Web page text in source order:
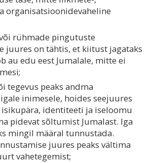
organisatsioonidevaheline
rühmade pingutuste
juures on tähtis, et kiitust jagataks
au edu eest Jumalale, mitte ei
tegevus peaks andma
inimesele, hoides seejuures
identiteeti ja iseloomu
pidevat sõltumist Jumalast. Iga
mingil määral tunnustada.
juures peaks vältima
vahetegemist;